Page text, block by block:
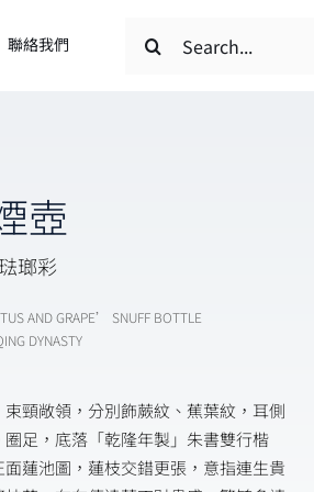
聯絡我們
壺
瑯彩
AND GRAPE’ SNUFF BOTTLE
DYNASTY
頸敞領，分別飾蕨紋、蕉葉紋，耳側
足，底落「乾隆年製」朱書雙行楷
蓮池圖，蓮枝交錯更張，意指連生貴